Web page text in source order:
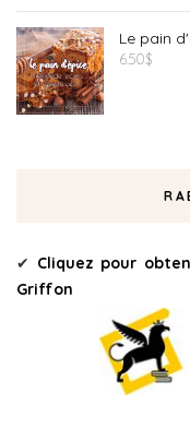
Le pain
6.50$
✔ Cliquez pour
Griffon